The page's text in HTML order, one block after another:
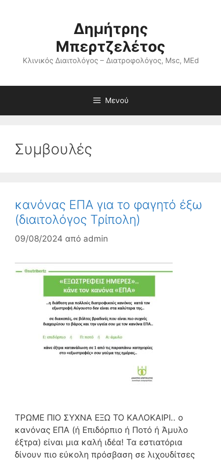
Δημήτρης
Μπερτζελέτος
Κλινικός Διαιτολόγος – Διατροφολόγος, Msc, MEd
Μενού
Συμβουλές
κανόνας ΕΠΑ για το φαγητό έξω
(διαιτολόγος Τρίπολη)
09/08/2024 από admin
ΤΡΩΜΕ ΠΙΟ ΣΥΧΝΑ ΕΞΩ ΤΟ ΚΑΛΟΚΑΙΡΙ.. ο
κανόνας ΕΠΑ (ή Επιδόρπιο ή Ποτό ή Άμυλο
έξτρα) είναι μια καλή ιδέα! Τα εστιατόρια
δίνουν πιο εύκολη πρόσβαση σε λιχουδίτσες